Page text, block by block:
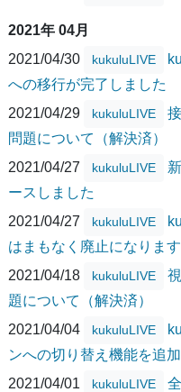
2021年 04月
2021/04/30
kukuluLIVE
への移行が完了しました
2021/04/29
kukuluLIVE
問題について（解決済）
2021/04/27
kukuluLIVE
ースしました
2021/04/27
kukuluLIVE
はまもなく廃止になります
2021/04/18
kukuluLIVE
題について（解決済）
2021/04/04
kukuluLIVE
ンへの切り替え機能を追
2021/04/01
kukuluLIVE